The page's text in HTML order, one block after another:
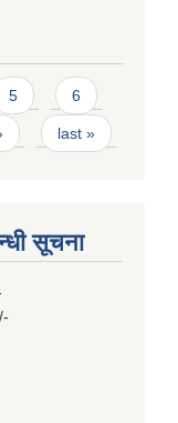
5 6
last »
सूचना